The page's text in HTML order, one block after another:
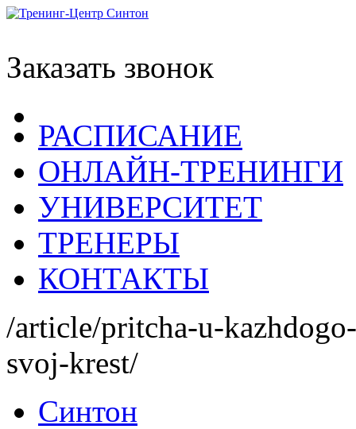
Заказать звонок
РАСПИСАНИЕ
ОНЛАЙН-ТРЕНИНГИ
УНИВЕРСИТЕТ
ТРЕНЕРЫ
КОНТАКТЫ
/article/pritcha-u-
svoj-krest/
Синтон